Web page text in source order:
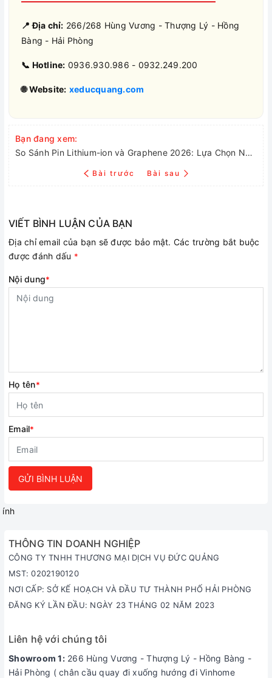
📍 Địa chỉ: 266/268 Hùng Vương - Thượng Lý - Hồng
Bàng - Hải Phòng
📞 Hotline: 0936.930.986 - 0932.249.200
🌐 Website: xeducquang.com
Bạn đang xem:
So Sánh Pin Lithium-ion và Graphene 2026: Lựa Chọn Nào Tối Ưu Cho Người Dân Hải Phòng?
Bài trước Bài sau
VIẾT BÌNH LUẬN CỦA BẠN
Địa chỉ email của bạn sẽ được bảo mật. Các trường bắt buộc
được đánh dấu *
Nội dung*
Họ tên*
Email*
GỬI BÌNH LUẬN
ính
THÔNG TIN DOANH NGHIỆP
CÔNG TY TNHH THƯƠNG MẠI DỊCH VỤ ĐỨC QUẢNG
MST: 0202190120
NƠI CẤP: SỞ KẾ HOẠCH VÀ ĐẦU TƯ THÀNH PHỐ HẢI PHÒNG
ĐĂNG KÝ LẦN ĐẦU: NGÀY 23 THÁNG 02 NĂM 2023
Liên hệ với chúng tôi
Showroom 1:266 Hùng Vương - Thượng Lý - Hồng Bàng -
Hải Phòng ( chân cầu quay đi xuống hướng đi Vinhome